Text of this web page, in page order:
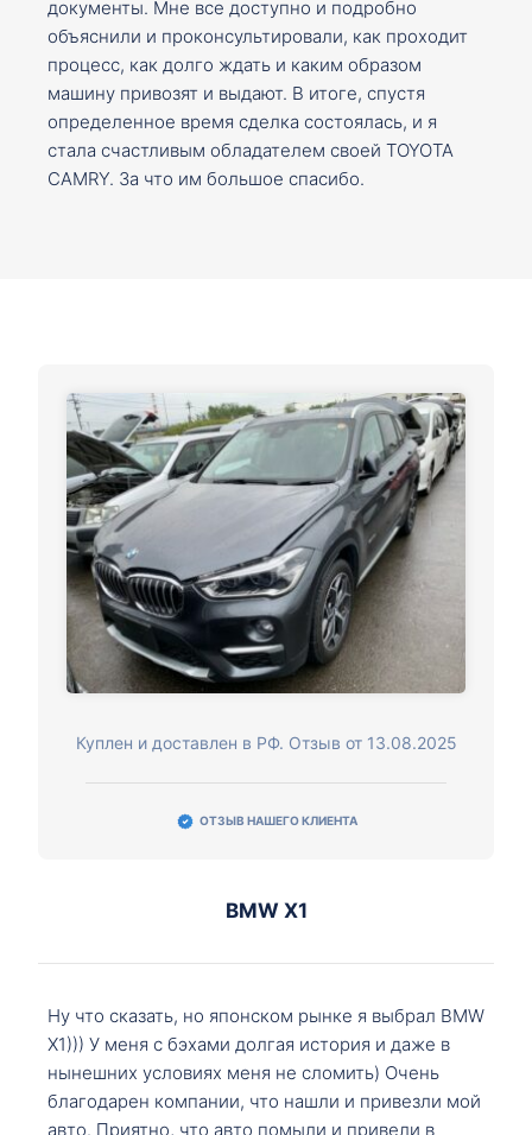
документы. Мне все доступно и подробно
объяснили и проконсультировали, как проходит
процесс, как долго ждать и каким образом
машину привозят и выдают. В итоге, спустя
определенное время сделка состоялась, и я
стала счастливым обладателем своей TOYOTA
CAMRY. За что им большое спасибо.
Куплен и доставлен в РФ. Отзыв от 13.08.2025
ОТЗЫВ НАШЕГО КЛИЕНТА
BMW X1
Ну что сказать, но японском рынке я выбрал BMW
X1))) У меня с бэхами долгая история и даже в
нынешних условиях меня не сломить) Очень
благодарен компании, что нашли и привезли мой
авто. Приятно, что авто помыли и привели в